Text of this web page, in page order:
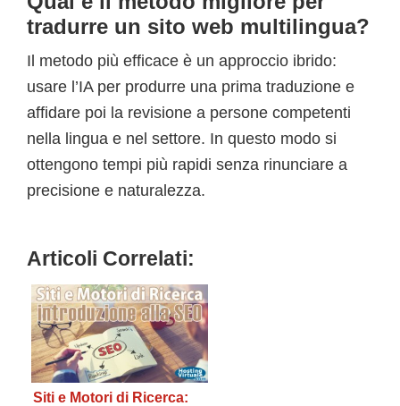
tradurre un sito web multilingua?
Il metodo più efficace è un approccio ibrido:
usare l’IA per produrre una prima traduzione e
affidare poi la revisione a persone competenti
nella lingua e nel settore. In questo modo si
ottengono tempi più rapidi senza rinunciare a
precisione e naturalezza.
Articoli Correlati:
Siti e Motori di Ricerca: